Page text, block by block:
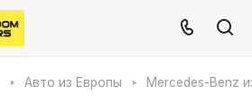
Авто из Европы Mercedes-Benz